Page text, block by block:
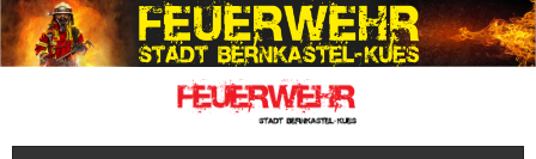
Skip
to
content